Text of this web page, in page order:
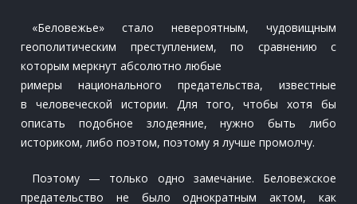
«Беловежье» стало невероятным, чудовищным
геополитическим преступлением, по сравнению с
которым меркнут абсолютно любые
римеры национального предательства, известные
в человеческой истории. Для того, чтобы хотя бы
описать подобное злодеяние, нужно быть либо
историком, либо поэтом, поэтому я лучше промолчу.
Поэтому — только одно замечание. Беловежское
предательство не было однократным актом, как